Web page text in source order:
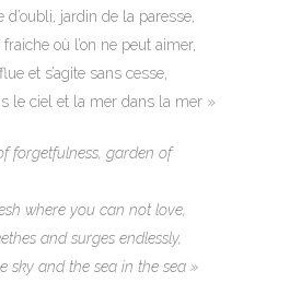
d’oubli, jardin de la paresse,
où l’on ne peut aimer,
et s’agite sans cesse,
le ciel et la mer dans la mer »
forgetfulness, garden of
where you can not love,
and surges endlessly,
sky and the sea in the sea »